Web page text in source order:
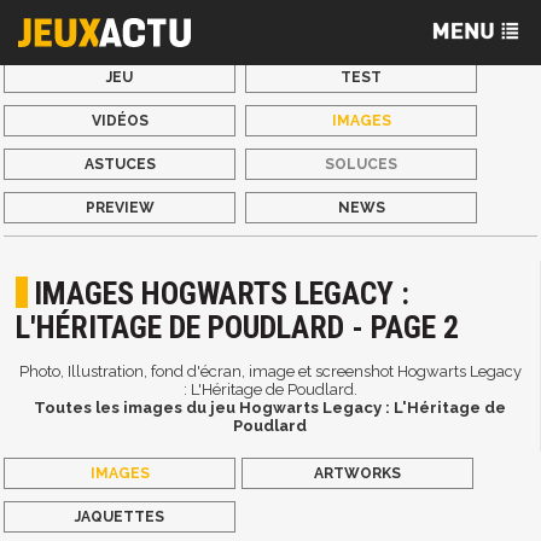
JEU TEST
VIDÉOS IMAGES
ASTUCES SOLUCES
PREVIEW NEWS
IMAGES HOGWARTS LEGACY :
L'HÉRITAGE DE POUDLARD - PAGE 2
Photo, Illustration, fond d'écran, image et screenshot Hogwarts Legacy
: L'Héritage de Poudlard.
Toutes les images du jeu Hogwarts Legacy : L'Héritage de
Poudlard
IMAGES ARTWORKS
JAQUETTES